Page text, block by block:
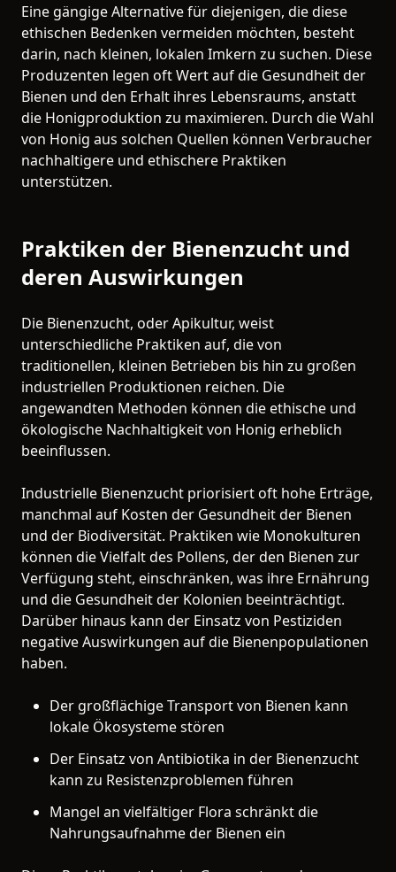
Eine gängige Alternative für diejenigen, die diese
ethischen Bedenken vermeiden möchten, besteht
darin, nach kleinen, lokalen Imkern zu suchen. Diese
Produzenten legen oft Wert auf die Gesundheit der
Bienen und den Erhalt ihres Lebensraums, anstatt
die Honigproduktion zu maximieren. Durch die Wahl
von Honig aus solchen Quellen können Verbraucher
nachhaltigere und ethischere Praktiken
unterstützen.
Praktiken der Bienenzucht und
deren Auswirkungen
Die Bienenzucht, oder Apikultur, weist
unterschiedliche Praktiken auf, die von
traditionellen, kleinen Betrieben bis hin zu großen
industriellen Produktionen reichen. Die
angewandten Methoden können die ethische und
ökologische Nachhaltigkeit von Honig erheblich
beeinflussen.
Industrielle Bienenzucht priorisiert oft hohe Erträge,
manchmal auf Kosten der Gesundheit der Bienen
und der Biodiversität. Praktiken wie Monokulturen
können die Vielfalt des Pollens, der den Bienen zur
Verfügung steht, einschränken, was ihre Ernährung
und die Gesundheit der Kolonien beeinträchtigt.
Darüber hinaus kann der Einsatz von Pestiziden
negative Auswirkungen auf die Bienenpopulationen
haben.
Der großflächige Transport von Bienen kann
lokale Ökosysteme stören
Der Einsatz von Antibiotika in der Bienenzucht
kann zu Resistenzproblemen führen
Mangel an vielfältiger Flora schränkt die
Nahrungsaufnahme der Bienen ein